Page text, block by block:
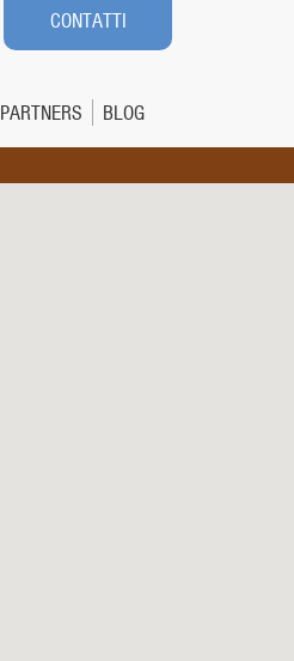
CONTATTI
PARTNERS BLOG